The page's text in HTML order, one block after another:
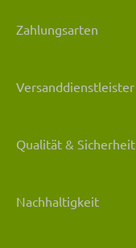
Zahlungsarten
Versanddienstleister
Qualität & Sicherheit
Nachhaltigkeit